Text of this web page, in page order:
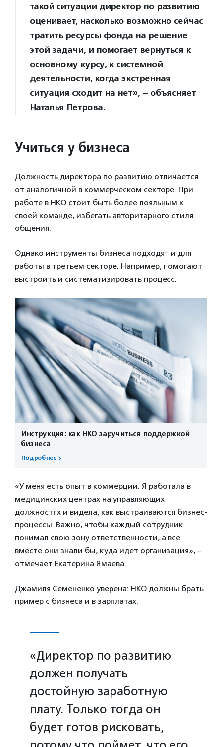
такой ситуации директор по развитию
оценивает, насколько возможно сейчас
тратить ресурсы фонда на решение
этой задачи, и помогает вернуться к
основному курсу, к системной
деятельности, когда экстренная
ситуация сходит на нет», – объясняет
Наталья Петрова.
Учиться у бизнеса
Должность директора по развитию отличается
от аналогичной в коммерческом секторе. При
работе в НКО стоит быть более лояльным к
своей команде, избегать авторитарного стиля
общения.
Однако инструменты бизнеса подходят и для
работы в третьем секторе. Например, помогают
выстроить и систематизировать процесс.
Инструкция: как НКО заручиться поддержкой
бизнеса
Подробнее
«У меня есть опыт в коммерции. Я работала в
медицинских центрах на управляющих
должностях и видела, как выстраиваются бизнес-
процессы. Важно, чтобы каждый сотрудник
понимал свою зону ответственности, а все
вместе они знали бы, куда идет организация», –
отмечает Екатерина Ямаева.
Джамиля Семененко уверена: НКО должны брать
пример с бизнеса и в зарплатах.
«Директор по развитию
должен получать
достойную заработную
плату. Только тогда он
будет готов рисковать,